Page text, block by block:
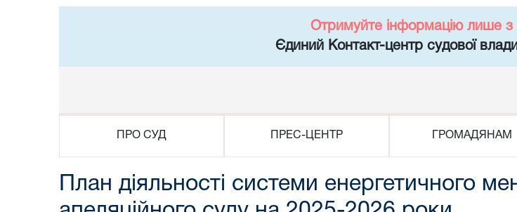
Отримуйте інформацію лише з
Єдиний Контакт-центр судової
ПРО СУД ПРЕС-ЦЕНТР ГРОМАДЯНАМ
План діяльності системи енергетичного